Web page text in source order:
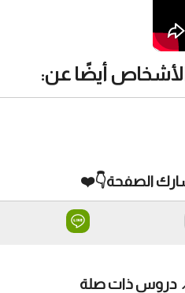
أيضًا عن:
الصفحة👇❤️
دروس ذات صلة